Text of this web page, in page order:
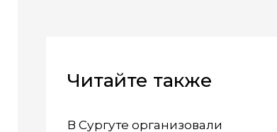
Читайте также
В Сургуте организовали